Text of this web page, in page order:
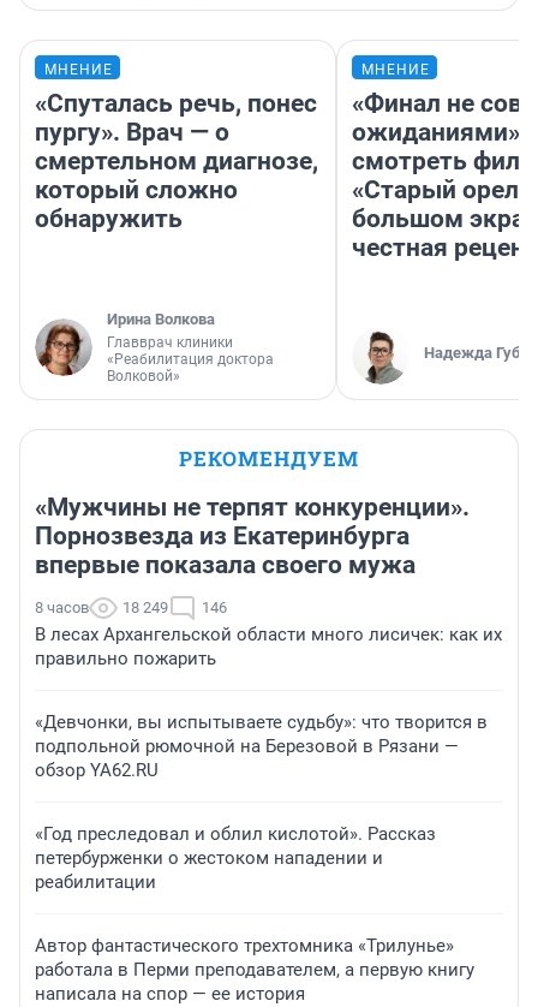
МНЕНИЕ
«Спуталась речь, понес
пургу». Врач — о
смертельном диагнозе,
который сложно
обнаружить
Ирина Волкова
Главврач клиники
«Реабилитация доктора
Волковой»
МНЕНИЕ
«Финал не
ожиданиями»:
смотреть
«Старый орел»
большом
честная
Надежда
РЕКОМЕНДУЕМ
«Мужчины не терпят конкуренции».
Порнозвезда из Екатеринбурга
впервые показала своего мужа
8 часов 18 249 146
В лесах Архангельской области много лисичек: как их
правильно пожарить
«Девчонки, вы испытываете судьбу»: что творится в
подпольной рюмочной на Березовой в Рязани —
обзор YA62.RU
«Год преследовал и облил кислотой». Рассказ
петербурженки о жестоком нападении и
реабилитации
Автор фантастического трехтомника «Трилунье»
работала в Перми преподавателем, а первую книгу
написала на спор — ее история